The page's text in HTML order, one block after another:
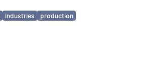
industries
production